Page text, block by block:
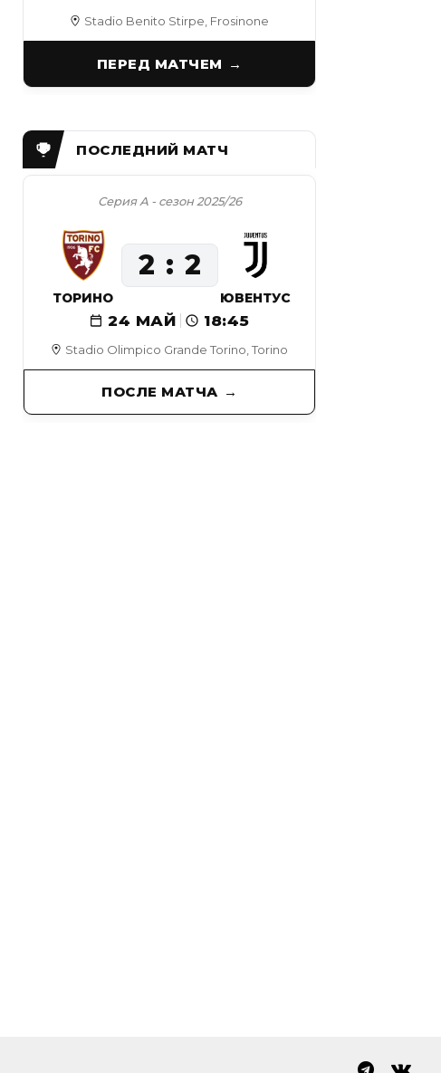
Stadio Benito Stirpe, Frosinone
ПЕРЕД МАТЧЕМ
Stadio Olimpico Grande Torino, Torino
Серия А - сезон 2025/26
24 МАЙ 18:45
ТОРИНО
2 2
ЮВЕНТУС
ПОСЛЕ МАТЧА